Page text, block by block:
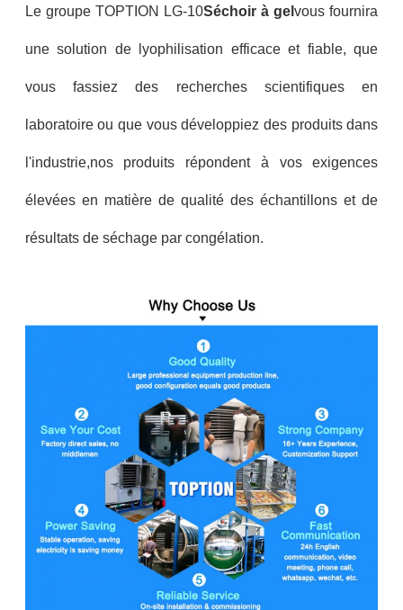
Le groupe TOPTION LG-10Séchoir à gelvous fournira
une solution de lyophilisation efficace et fiable, que
vous fassiez des recherches scientifiques en
laboratoire ou que vous développiez des produits dans
l'industrie,nos produits répondent à vos exigences
élevées en matière de qualité des échantillons et de
résultats de séchage par congélation.